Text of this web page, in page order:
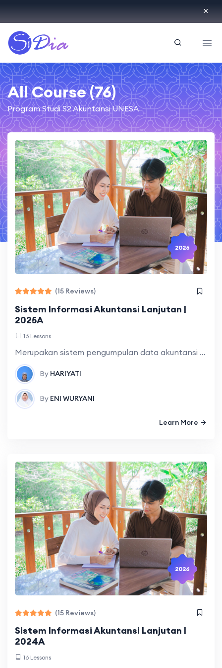
ID
All Course (76)
Program Studi S2 Akuntansi UNESA
2026
(15 Reviews)
Sistem Informasi Akuntansi Lanjutan |
2025A
16 Lessons
Merupakan sistem pengumpulan data akuntansi yang menjelaskan kegiatan perusahaan dan mengubah data tersebut menjadi informasi, serta menyediakan informasi bagi pemakai didalam maupun diluar perusahaan
By HARIYATI
By ENI WURYANI
Learn More
2026
(15 Reviews)
Sistem Informasi Akuntansi Lanjutan |
2024A
16 Lessons